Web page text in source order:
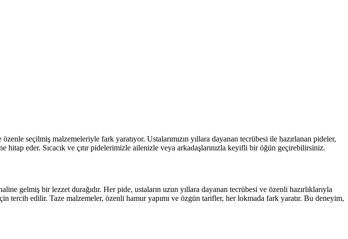
seçilmiş malzemeleriyle fark yaratıyor. Ustalarımızın yıllara dayanan tecrübesi ile hazırlanan pideler,
eder. Sıcacık ve çıtır pidelerimizle ailenizle veya arkadaşlarınızla keyifli bir öğün geçirebilirsiniz.
gelmiş bir lezzet durağıdır. Her pide, ustaların uzun yıllara dayanan tecrübesi ve özenli hazırlıklarıyla
tercih edilir. Taze malzemeler, özenli hamur yapımı ve özgün tarifler, her lokmada fark yaratır. Bu deneyim,